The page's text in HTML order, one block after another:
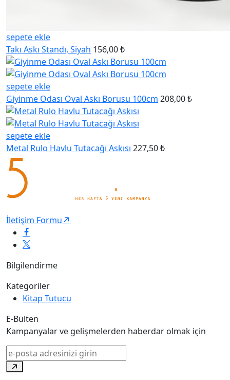
sepete ekle
Takı Askı Standı, Siyah 156,00 ₺
sepete ekle
Giyinme Odası Oval Askı Borusu 100cm 208,00 ₺
sepete ekle
Metal Rulo Havlu Tutacağı Askısı 227,50 ₺
İletişim Formu
Bilgilendirme
Kategoriler
Kitap Tutucu
E-Bülten
Kampanyalar ve gelişmelerden haberdar olmak için